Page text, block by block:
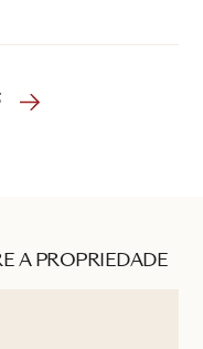
A PROPRIEDADE